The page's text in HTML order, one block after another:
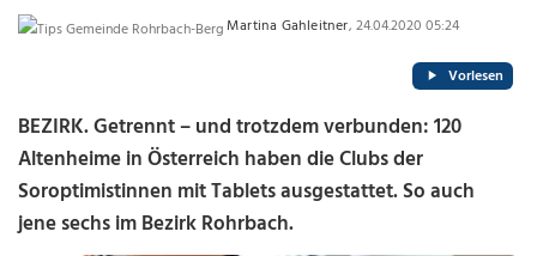
Martina Gahleitner, 24.04.2020 05:24
Vorlesen
BEZIRK. Getrennt – und trotzdem verbunden: 120
Altenheime in Österreich haben die Clubs der
Soroptimistinnen mit Tablets ausgestattet. So auch
jene sechs im Bezirk Rohrbach.